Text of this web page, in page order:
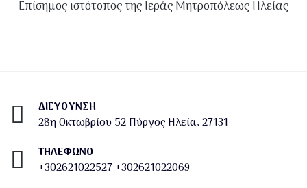
Επίσημος ιστότοπος της Ιεράς Μητροπόλεως Ηλείας
ΔΙΕΎΘΥΝΣΗ
28η Οκτωβρίου 52 Πύργος Ηλεία, 27131
ΤΗΛΕΦΩΝΟ
+302621022527 +302621022069